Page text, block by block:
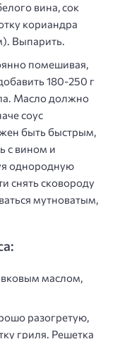
вина, сок
кориандра
Выпарить.
помешивая,
180-250 г
Масло должно
соус
быть быстрым,
с вином и
однородную
снять сковороду
мутноватым,
маслом,
разогретую,
гриля. Решетка